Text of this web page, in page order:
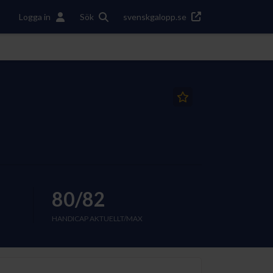
Logga in Sök svenskgalopp.se
80/82
HANDICAP AKTUELLT/MAX